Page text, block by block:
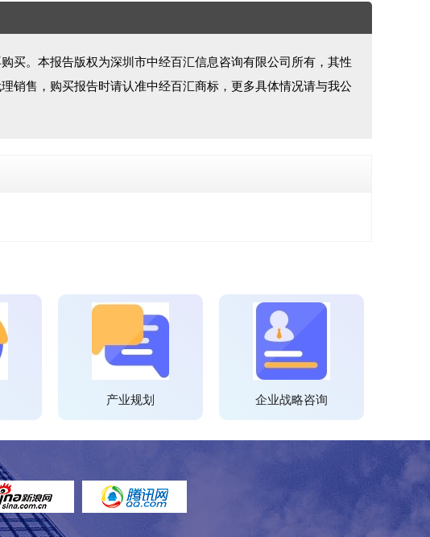
买。本报告版权为深圳市中经百汇信息咨询有限公司所有，其性
销售，购买报告时请认准中经百汇商标，更多具体情况请与我公
产业规划 企业战略咨询